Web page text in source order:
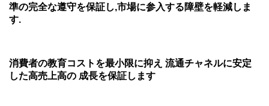
準の完全な遵守を保証し,市場に参入する障壁を軽減しま
す.
消費者の教育コストを最小限に抑え 流通チャネルに安定
した高売上高の 成長を保証します